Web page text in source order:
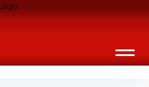
Zeitschrift für Leute